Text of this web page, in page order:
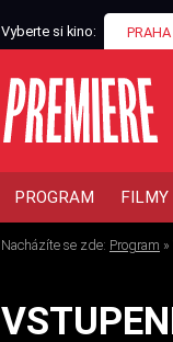
Vyberte si kino:
PROGRAM FILMY
Nacházíte se zde: Program »